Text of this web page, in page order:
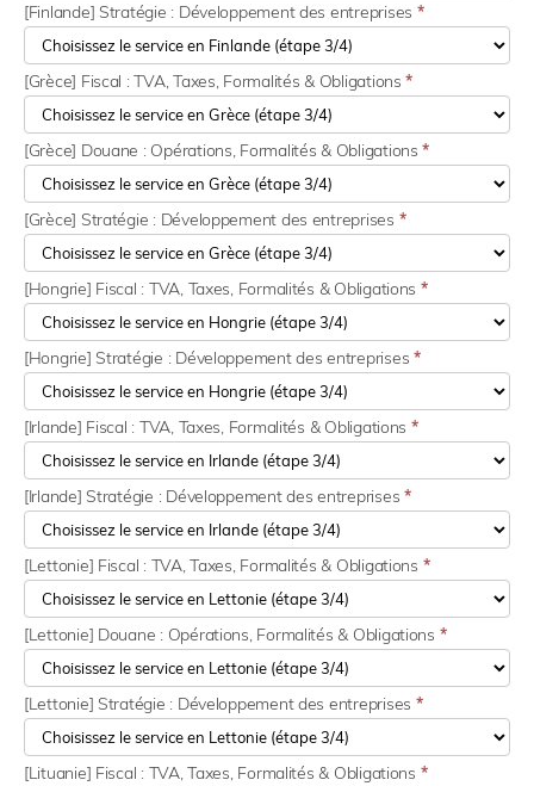
[Finlande] Stratégie : Développement des entreprises *
[Grèce] Fiscal : TVA, Taxes, Formalités & Obligations*
[Grèce] Douane : Opérations, Formalités & Obligations*
[Grèce] Stratégie : Développement des entreprises *
[Hongrie] Fiscal : TVA, Taxes, Formalités & Obligations *
[Hongrie] Stratégie : Développement des entreprises *
[Irlande] Fiscal : TVA, Taxes, Formalités & Obligations *
[Irlande] Stratégie : Développement des entreprises *
[Lettonie] Fiscal : TVA, Taxes, Formalités & Obligations *
[Lettonie] Douane : Opérations, Formalités & Obligations *
[Lettonie] Stratégie : Développement des entreprises *
[Lituanie] Fiscal : TVA, Taxes, Formalités & Obligations *